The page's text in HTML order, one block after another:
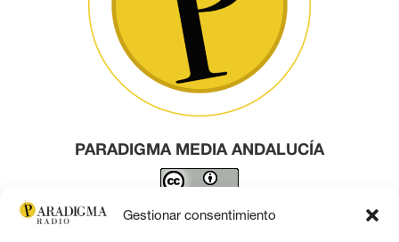
Gestionar consentimiento
PARADIGMA MEDIA ANDALUCÍA
Este obra está bajo una licencia de Creative Commons